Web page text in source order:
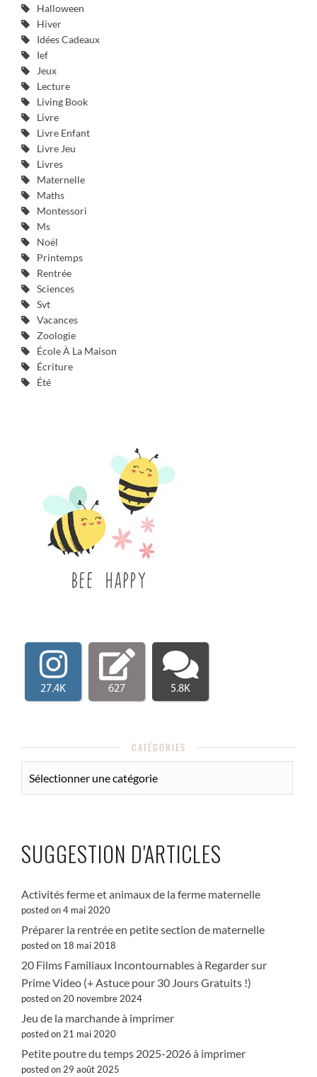
Halloween
Hiver
Idées Cadeaux
Ief
Jeux
Lecture
Living Book
Livre
Livre Enfant
Livre Jeu
Livres
Maternelle
Maths
Montessori
Ms
Noël
Printemps
Rentrée
Sciences
Svt
Vacances
Zoologie
École À La Maison
Écriture
Été
27.4K 627 5.8K
CATÉGORIES
CATÉGORIES
SUGGESTION D'ARTICLES
Activités ferme et animaux de la ferme maternelle
posted on 4 mai 2020
Préparer la rentrée en petite section de maternelle
posted on 18 mai 2018
20 Films Familiaux Incontournables à Regarder sur
Prime Video (+ Astuce pour 30 Jours Gratuits !)
posted on 20 novembre 2024
Jeu de la marchande à imprimer
posted on 21 mai 2020
Petite poutre du temps 2025-2026 à imprimer
posted on 29 août 2025